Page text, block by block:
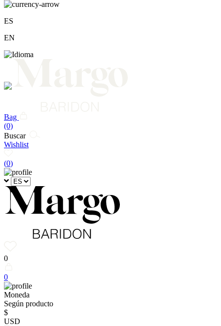
ES
EN
Bag
(0)
Buscar
Wishlist
(0)
0
0
Moneda
Según producto
$
USD